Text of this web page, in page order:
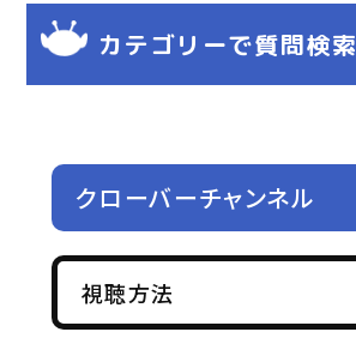
カテゴリーで質問検索
クローバーチャンネル
視聴方法